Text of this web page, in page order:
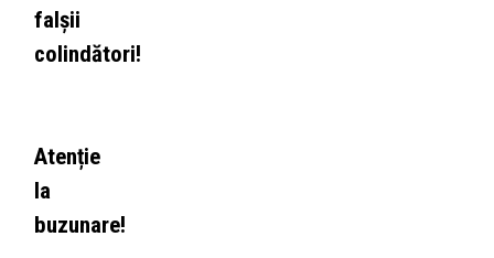
falșii
colindători!
Atenție
la
buzunare!